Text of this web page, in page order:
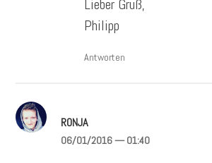
Lieber Gruß,
Philipp
Antworten
RONJA
06/01/2016— 01:40